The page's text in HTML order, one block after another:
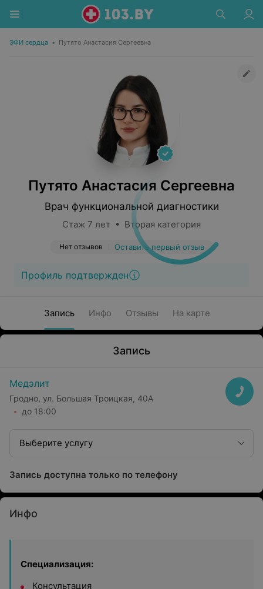
ЭФИ сердца • Путято Анастасия Сергеевна
Путято Анастасия Сергеевна
Врач функциональной диагностики
Стаж 7 лет • Вторая категория
Нет отзывов Оставить первый отзыв
Профиль подтвержден
Запись Инфо Отзывы На карте
Запись
Медэлит
Гродно, ул. Большая Троицкая, 40А
до 18:00
Выберите услугу
Запись доступна только по телефону
Инфо
Специализация:
Консультация